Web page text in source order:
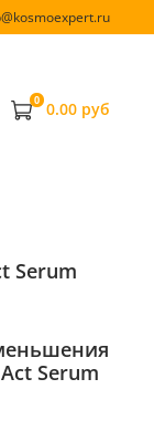
0 0.00 руб
Serum
Serum